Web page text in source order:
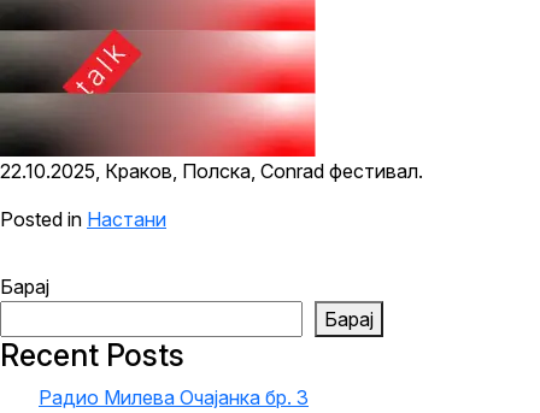
22.10.2025, Краков, Полска, Conrad фестивал.
Posted in Настани
Барај
Барај
Recent Posts
Радио Милева Очајанка бр. 3